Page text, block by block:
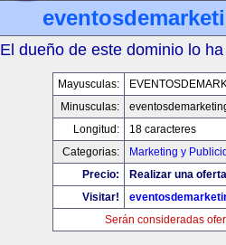
El dueño de este dominio lo
Mayusculas:
Minusculas:
Longitud:
18 caracteres
Categorias:
Marketing y
Precio:
Realizar una
Visitar!
Serán consideradas